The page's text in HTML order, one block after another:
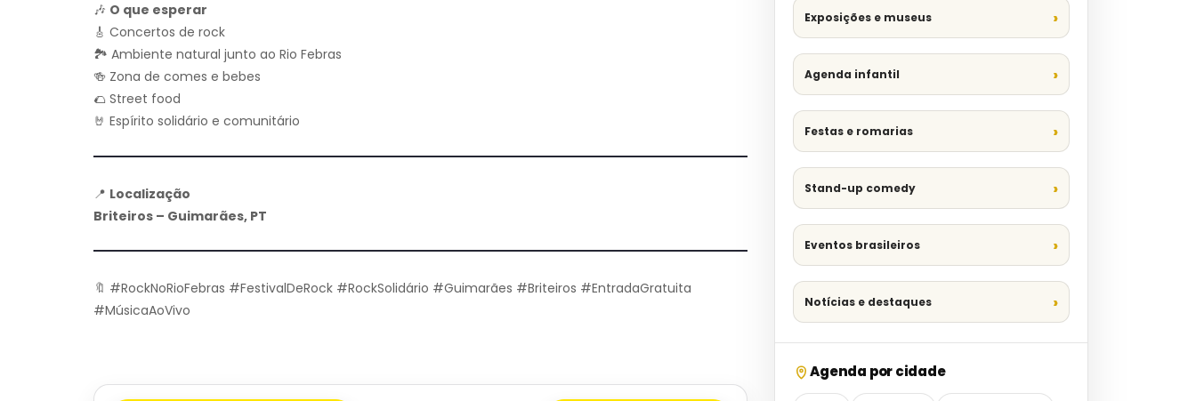
🎶 O que esperar
🎸 Concertos de rock
🏞 Ambiente natural junto ao Rio Febras
🍻 Zona de comes e bebes
🌮 Street food
🤘 Espírito solidário e comunitário
📍 Localização
Briteiros – Guimarães, PT
🔖 #RockNoRioFebras #FestivalDeRock #RockSolidário #Guimarães #Briteiros #EntradaGratuita
#MúsicaAoVivo
Exposições e museus
Agenda infantil
Festas e romarias
Stand-up comedy
Eventos brasileiros
Notícias e destaques
Agenda por cidade